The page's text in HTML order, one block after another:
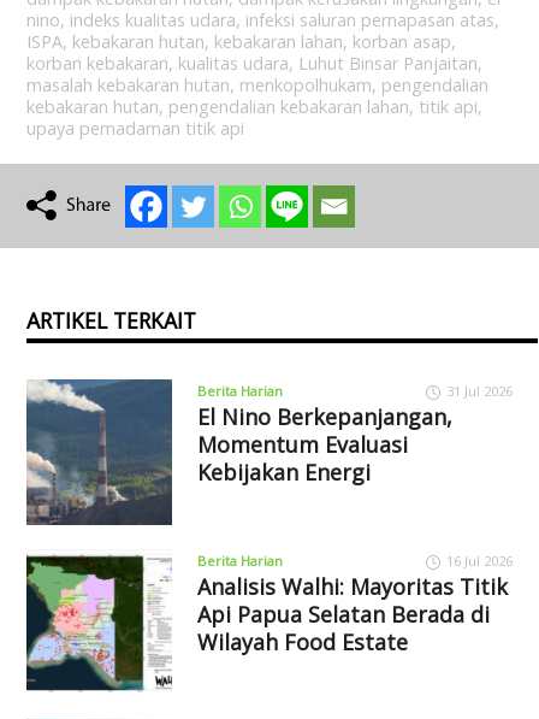
nino, indeks kualitas udara, infeksi saluran pernapasan atas,
ISPA, kebakaran hutan, kebakaran lahan, korban asap,
korban kebakaran, kualitas udara, Luhut Binsar Panjaitan,
masalah kebakaran hutan, menkopolhukam, pengendalian
kebakaran hutan, pengendalian kebakaran lahan, titik api,
upaya pemadaman titik api
ARTIKEL TERKAIT
Berita Harian 31 Jul 2026
El Nino Berkepanjangan,
Momentum Evaluasi
Kebijakan Energi
Berita Harian 16 Jul 2026
Analisis Walhi: Mayoritas Titik
Api Papua Selatan Berada di
Wilayah Food Estate